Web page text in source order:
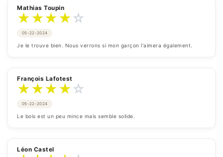
Mathias Toupin
★★★★☆
05-22-2024
Je le trouve bien. Nous verrons si mon garçon l'aimera également.
François Lafotest
★★★★☆
05-22-2024
Le bois est un peu mince mais semble solide.
Léon Castel